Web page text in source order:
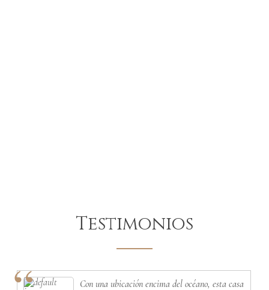
Testimonios
Con una ubicación encima del océano, esta casa